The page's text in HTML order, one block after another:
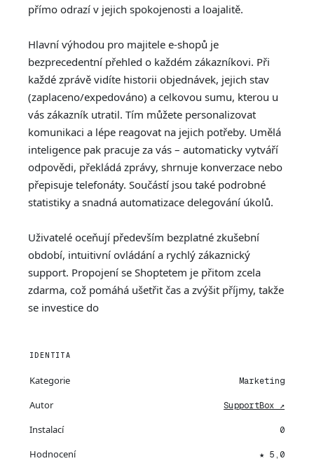
přímo odrazí v jejich spokojenosti a loajalitě.
Hlavní výhodou pro majitele e-shopů je
bezprecedentní přehled o každém zákazníkovi. Při
každé zprávě vidíte historii objednávek, jejich stav
(zaplaceno/expedováno) a celkovou sumu, kterou u
vás zákazník utratil. Tím můžete personalizovat
komunikaci a lépe reagovat na jejich potřeby. Umělá
inteligence pak pracuje za vás – automaticky vytváří
odpovědi, překládá zprávy, shrnuje konverzace nebo
přepisuje telefonáty. Součástí jsou také podrobné
statistiky a snadná automatizace delegování úkolů.
Uživatelé oceňují především bezplatné zkušební
období, intuitivní ovládání a rychlý zákaznický
support. Propojení se Shoptetem je přitom zcela
zdarma, což pomáhá ušetřit čas a zvýšit příjmy, takže
se investice do
IDENTITA
Kategorie Marketing
Autor SupportBox ↗
Instalací 0
Hodnocení ★ 5,0